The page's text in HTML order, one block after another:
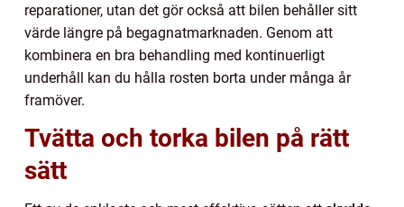
reparationer, utan det gör också att bilen behåller sitt
värde längre på begagnatmarknaden. Genom att
kombinera en bra behandling med kontinuerligt
underhåll kan du hålla rosten borta under många år
framöver.
Tvätta och torka bilen på rätt
sätt